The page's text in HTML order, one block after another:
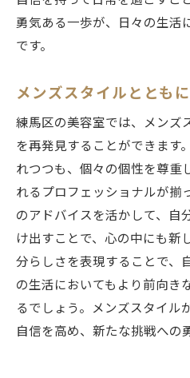
勇気ある一歩が、日々の生活
です。
メンズスタイルととも
練馬区の美容室では、メンズ
を再発見することができます
れつつも、個々の個性を尊重
れるプロフェッショナルが揃
のアドバイスを活かして、自
け出すことで、心の中にも新
分らしさを表現することで、
の生活においてもより前向き
るでしょう。メンズスタイル
自信を高め、新たな挑戦への